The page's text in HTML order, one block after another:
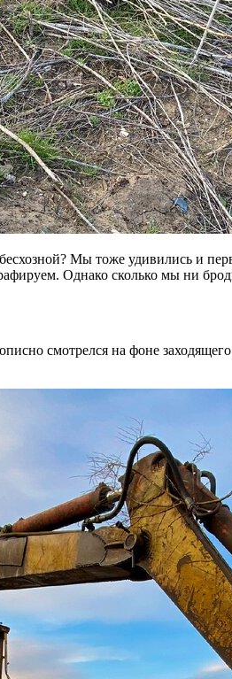
Мы тоже удивились и
Однако сколько мы ни
смотрелся на фоне